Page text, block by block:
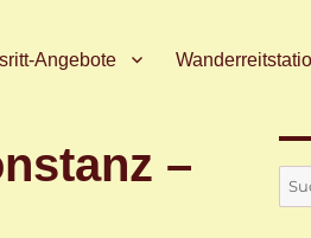
Angebote
–